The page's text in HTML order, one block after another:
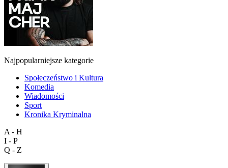
Najpopularniejsze kategorie
Społeczeństwo i Kultura
Komedia
Wiadomości
Sport
Kronika Kryminalna
A - H
I - P
Q - Z